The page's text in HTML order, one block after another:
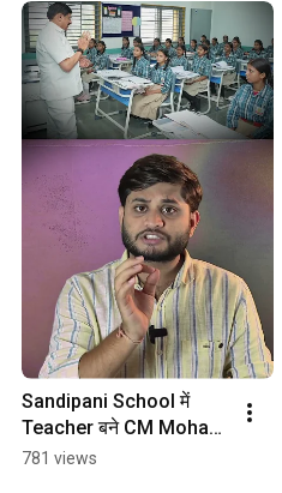
Sandipani School में
Teacher बने CM Mohan
Yadav, छात्रों से किया LIVE
781 views